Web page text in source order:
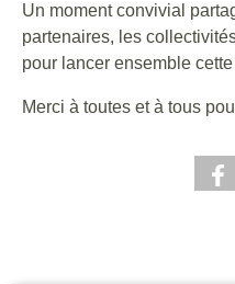
Un moment convivial
partenaires, les
pour lancer ensemble
Merci à toutes et à tous